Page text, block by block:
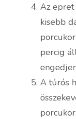
Az epret
kisebb
percig
A túrós